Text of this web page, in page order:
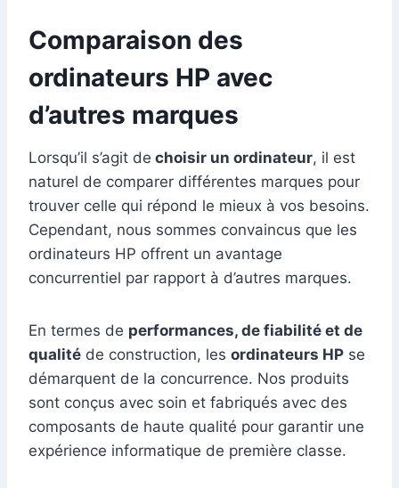
Comparaison des
ordinateurs HP avec
d’autres marques
Lorsqu’il s’agit de choisir un ordinateur, il est
naturel de comparer différentes marques pour
trouver celle qui répond le mieux à vos besoins.
Cependant, nous sommes convaincus que les
ordinateurs HP offrent un avantage
concurrentiel par rapport à d’autres marques.
En termes de performances, de fiabilité et de
qualité de construction, les ordinateurs HP se
démarquent de la concurrence. Nos produits
sont conçus avec soin et fabriqués avec des
composants de haute qualité pour garantir une
expérience informatique de première classe.